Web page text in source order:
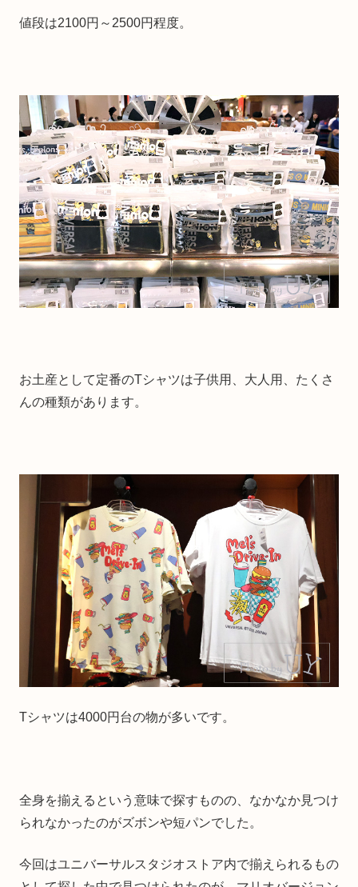
値段は2100円～2500円程度。
お土産として定番のTシャツは子供用、大人用、たくさ
んの種類があります。
Tシャツは4000円台の物が多いです。
全身を揃えるという意味で探すものの、なかなか見つけ
られなかったのがズボンや短パンでした。
今回はユニバーサルスタジオストア内で揃えられるもの